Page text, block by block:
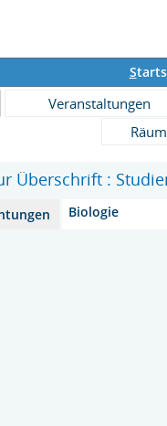
S
Veranstaltungen
Überschrift :
Biologie